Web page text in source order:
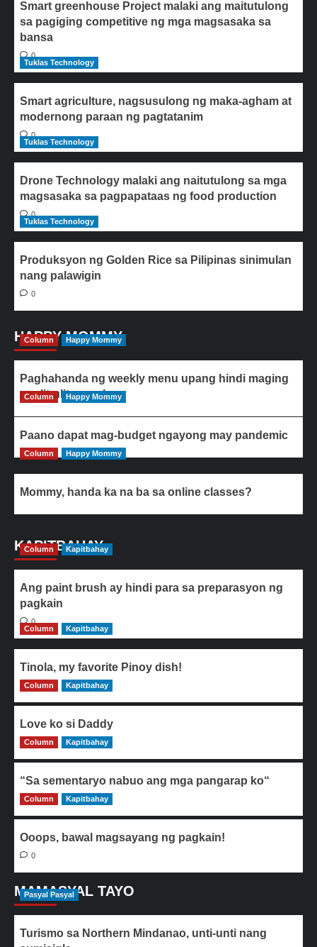
Smart greenhouse Project malaki ang maitutulong
sa pagiging competitive ng mga magsasaka sa
bansa
0
Tuklas Technology
Smart agriculture, nagsusulong ng maka-agham at
modernong paraan ng pagtatanim
0
Tuklas Technology
Drone Technology malaki ang naitutulong sa mga
magsasaka sa pagpapataas ng food production
0
Tuklas Technology
Produksyon ng Golden Rice sa Pilipinas sinimulan
nang palawigin
0
HAPPY MOMMY
Column Happy Mommy
Paghahanda ng weekly menu upang hindi maging
paulit-ulit ang ulam
Column Happy Mommy
Paano dapat mag-budget ngayong may pandemic
Column Happy Mommy
Mommy, handa ka na ba sa online classes?
KAPITBAHAY
Column Kapitbahay
Ang paint brush ay hindi para sa preparasyon ng
pagkain
0
Column
Kapitbahay
Tinola, my favorite Pinoy dish!
0
Column Kapitbahay
Love ko si Daddy
0
Column Kapitbahay
“Sa sementaryo nabuo ang mga pangarap ko“
0
Column Kapitbahay
Ooops, bawal magsayang ng pagkain!
0
MAMASYAL TAYO
Pasyal Pasyal
Turismo sa Northern Mindanao, unti-unti nang